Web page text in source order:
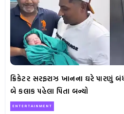
ક્રિકેટર સરફરાઝ ખાનના ઘરે પારણું
બે કલાક પહેલા પિતા બન્યો
ENTERTAINMENT